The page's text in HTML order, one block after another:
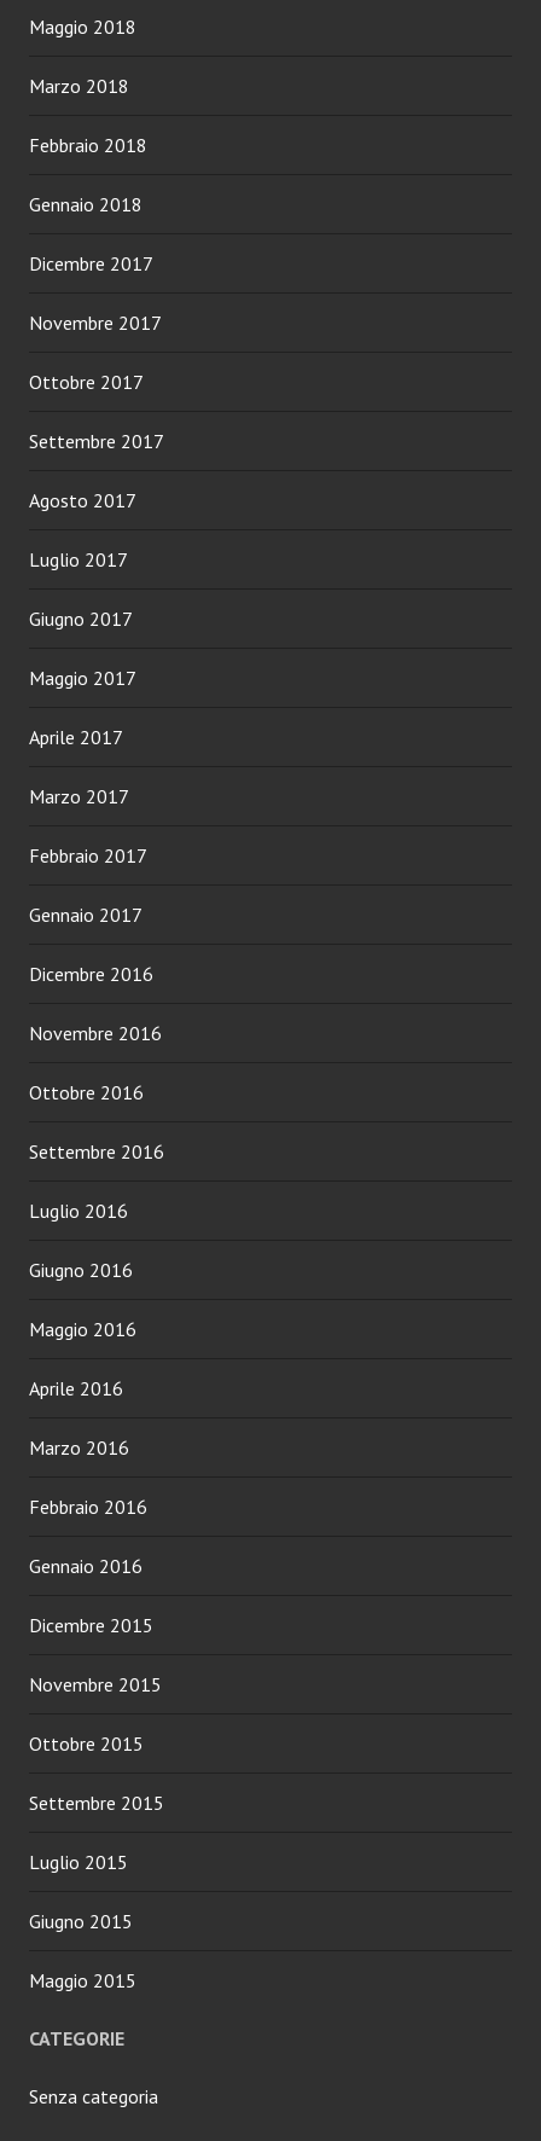
Maggio 2018
Marzo 2018
Febbraio 2018
Gennaio 2018
Dicembre 2017
Novembre 2017
Ottobre 2017
Settembre 2017
Agosto 2017
Luglio 2017
Giugno 2017
Maggio 2017
Aprile 2017
Marzo 2017
Febbraio 2017
Gennaio 2017
Dicembre 2016
Novembre 2016
Ottobre 2016
Settembre 2016
Luglio 2016
Giugno 2016
Maggio 2016
Aprile 2016
Marzo 2016
Febbraio 2016
Gennaio 2016
Dicembre 2015
Novembre 2015
Ottobre 2015
Settembre 2015
Luglio 2015
Giugno 2015
Maggio 2015
CATEGORIE
Senza categoria